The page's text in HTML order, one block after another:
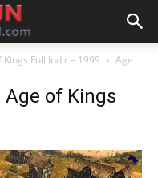
Full İndir – 1999
Age
of Kings